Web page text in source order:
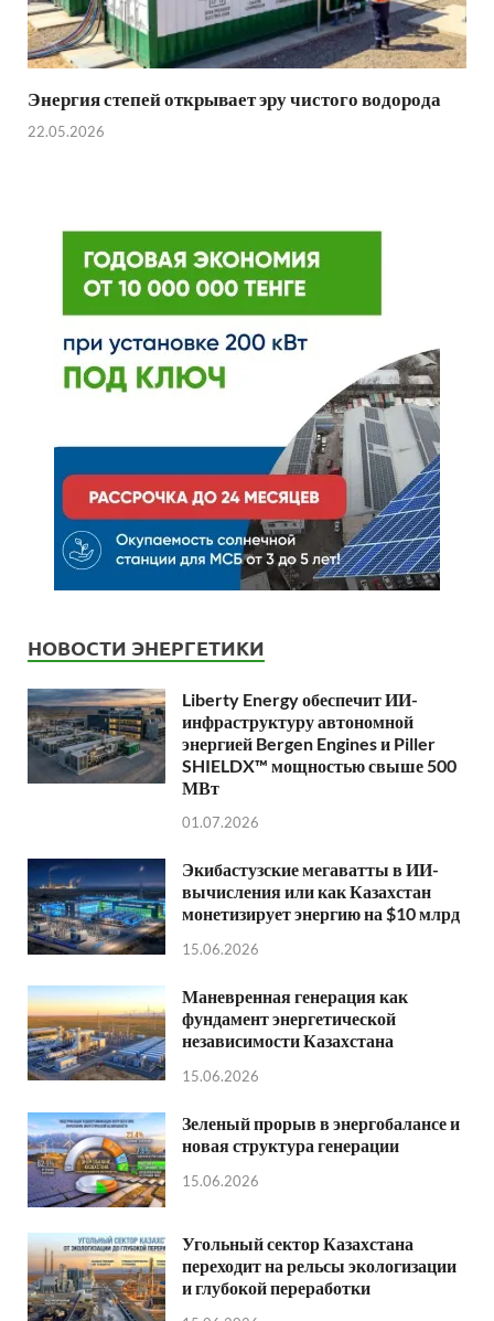
Энергия степей открывает эру чистого водорода
22.05.2026
НОВОСТИ ЭНЕРГЕТИКИ
Liberty Energy обеспечит ИИ-
инфраструктуру автономной
энергией Bergen Engines и Piller
SHIELDX™ мощностью свыше 500
МВт
01.07.2026
Экибастузские мегаватты в ИИ-
вычисления или как Казахстан
монетизирует энергию на $10 млрд
15.06.2026
Маневренная генерация как
фундамент энергетической
независимости Казахстана
15.06.2026
Зеленый прорыв в энергобалансе и
новая структура генерации
15.06.2026
Угольный сектор Казахстана
переходит на рельсы экологизации
и глубокой переработки